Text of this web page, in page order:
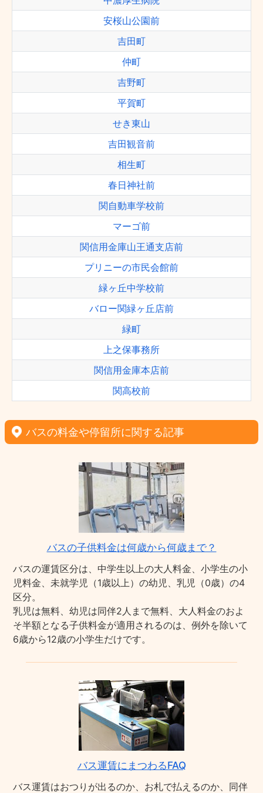
安桜山公園前
吉田町
仲町
吉野町
平賀町
せき東山
吉田観音前
相生町
春日神社前
関自動車学校前
マーゴ前
関信用金庫山王通支店前
プリニーの市民会館前
緑ヶ丘中学校前
バロー関緑ヶ丘店前
緑町
上之保事務所
関信用金庫本店前
関高校前
バスの料金や停留所に関する記事
バスの子供料金は何歳から何歳まで？
バスの運賃区分は、中学生以上の大人料金、小学生の小
児料金、未就学児（1歳以上）の幼児、乳児（0歳）の4
区分。
乳児は無料、幼児は同伴2人まで無料、大人料金のおよ
そ半額となる子供料金が適用されるのは、例外を除いて
6歳から12歳の小学生だけです。
バス運賃にまつわるFAQ
バス運賃はおつりが出るのか、お札で払えるのか、同伴